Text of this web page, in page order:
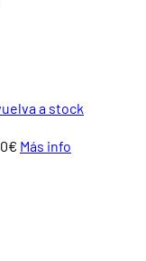
a stock
Más info